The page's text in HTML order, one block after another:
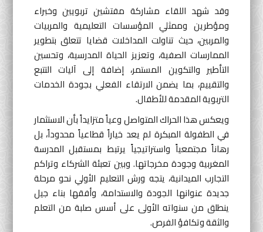
وقد شهد اللقاء مشاركة مفتشين تربويين وخبراء
ومؤطرين وممثلي المؤسسات التعليمية والمربيات
والمربين، حيث تناولت المداخلات قضايا تتعلق بتطوير
الممارسات الصفية، وتعزيز الحياة المدرسية، وتحسين
التأطير والتكوين المستمر، إضافة إلى آليات التتبع
والتقييم، بما يضمن الارتقاء الفعلي بجودة الخدمات
التربوية المقدمة للأطفال.
ويعكس هذا الحراك المتواصل وعياً متزايداً بأن الاستثمار
في الطفولة المبكرة لم يعد خياراً قطاعياً محدوداً، بل
رهاناً مجتمعياً واستراتيجياً يرتبط بمستقبل المدرسة
المغربية وجودة مخرجاتها. وبين تعبئة الشركاء وتراكم
التجارب الميدانية، يتجه ورش التعليم الأولي نحو مرحلة
جديدة عنوانها الجودة والاستدامة، وأفقها بناء جيل
ينطلق من سنواته الأولى على أسس صلبة من التعلم
والثقة وتكافؤ الفرص.